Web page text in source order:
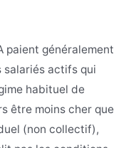
paient généralement
salariés actifs qui
habituel de
être moins cher que
(non collectif),